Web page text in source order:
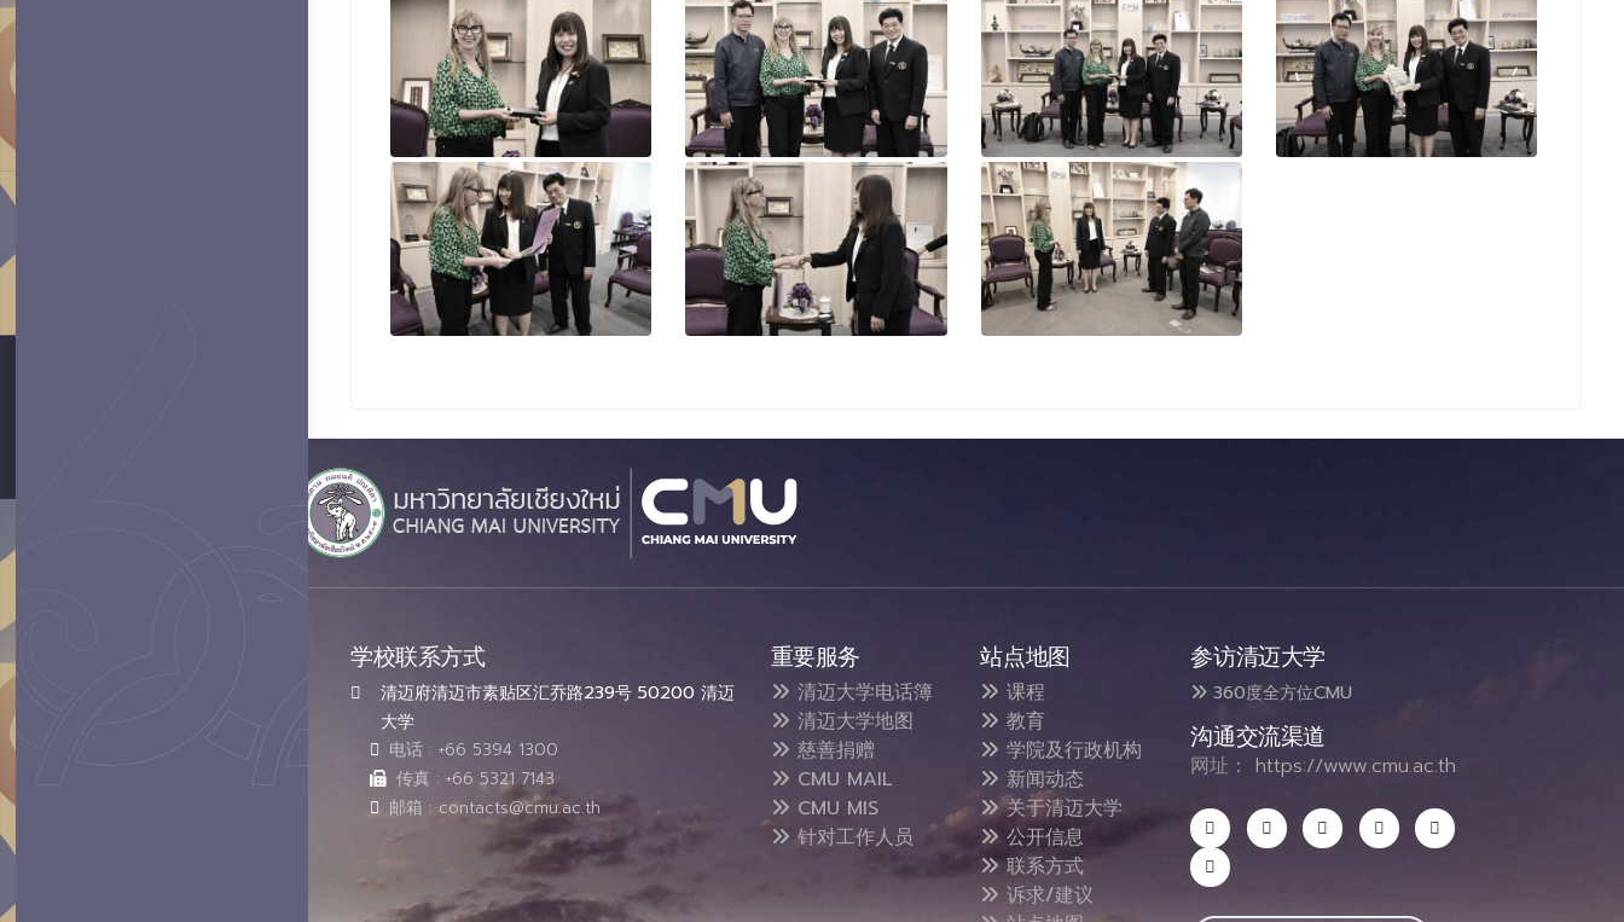
学校联系方式
清迈府清迈市素贴区汇乔路239号 50200 清迈
大学
电话 : +66 5394 1300
传真 : +66 5321 7143
邮箱 : contacts@cmu.ac.th
重要服务
清迈大学电话簿
清迈大学地图
慈善捐赠
CMU MAIL
CMU MIS
针对工作人员
站点地图
课程
教育
学院及行政机构
新闻动态
关于清迈大学
公开信息
联系方式
诉求/建议
参访清迈大学
360度全方位CMU
沟通交流渠道
网址： https://www.cmu.ac.th